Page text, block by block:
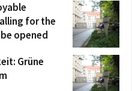
for the
opened
Grüne